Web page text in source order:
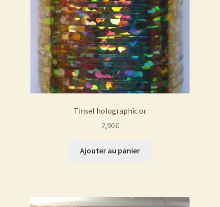
Tinsel holographic or
2,90€
Ajouter au panier